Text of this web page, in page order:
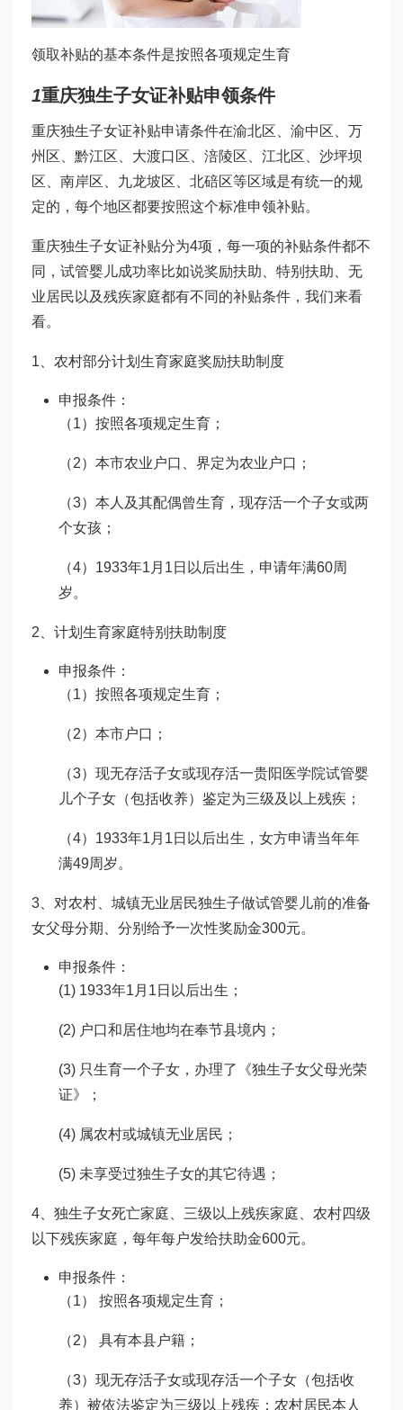
领取补贴的基本条件是按照各项规定生育
1重庆独生子女证补贴申领条件
重庆独生子女证补贴申请条件在渝北区、渝中区、万
州区、黔江区、大渡口区、涪陵区、江北区、沙坪坝
区、南岸区、九龙坡区、北碚区等区域是有统一的规
定的，每个地区都要按照这个标准申领补贴。
重庆独生子女证补贴分为4项，每一项的补贴条件都不
同， 试管婴儿成功率比如说奖励扶助、特别扶助、无
业居民以及残疾家庭都有不同的补贴条件，我们来看
看。
1、农村部分计划生育家庭奖励扶助制度
申报条件：
（1）按照各项规定生育；
（2）本市农业户口、界定为农业户口；
（3）本人及其配偶曾生育，现存活一个子女或两
个女孩；
（4）1933年1月1日以后出生，申请年满60周
岁。
2、计划生育家庭特别扶助制度
申报条件：
（1）按照各项规定生育；
（2）本市户口；
（3）现无存活子女或现存活一贵阳医学院试管婴
儿个子女（包括收养）鉴定为三级及以上残疾；
（4）1933年1月1日以后出生，女方申请当年年
满49周岁。
3、对农村、城镇无业居民独生子做试管婴儿前的准备
女父母分期、分别给予一次性奖励金300元。
申报条件：
(1) 1933年1月1日以后出生；
(2) 户口和居住地均在奉节县境内；
(3) 只生育一个子女，办理了《独生子女父母光荣
证》；
(4) 属农村或城镇无业居民；
(5) 未享受过独生子女的其它待遇；
4、独生子女死亡家庭、三级以上残疾家庭、农村四级
以下残疾家庭，每年每户发给扶助金600元。
申报条件：
（1） 按照各项规定生育；
（2） 具有本县户籍；
（3）现无存活子女或现存活一个子女（包括收
养）被依法鉴定为三级以上残疾；农村居民本人